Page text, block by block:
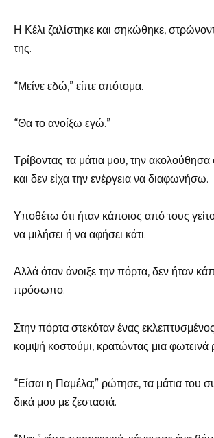
Η Κέλι ζαλίστηκε και σηκώθηκε,
της.
“Μείνε εδώ,” είπε απότομα.
“Θα το ανοίξω εγώ.”
Τρίβοντας τα μάτια μου, την
και δεν είχα την ενέργεια να διαφωνήσω.
Υποθέτω ότι ήταν κάποιος από τους
να μιλήσει ή να αφήσει κάτι.
Αλλά όταν άνοιξε την πόρτα, δεν ήταν
πρόσωπο.
Στην πόρτα στεκόταν ένας
κομψή κοστούμι, κρατώντας μια φωτεινά
“Είσαι η Παμέλα;” ρώτησε, τα μάτια του
δικά μου με ζεστασιά.